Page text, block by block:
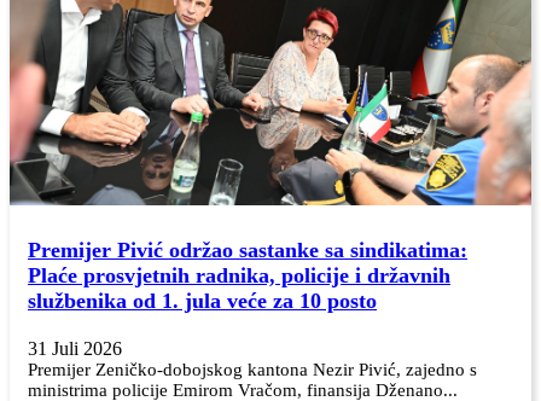
Premijer Pivić održao sastanke sa sindikatima:
Plaće prosvjetnih radnika, policije i državnih
službenika od 1. jula veće za 10 posto
31 Juli 2026
Premijer Zeničko-dobojskog kantona Nezir Pivić, zajedno s
ministrima policije Emirom Vračom, finansija Dženano...